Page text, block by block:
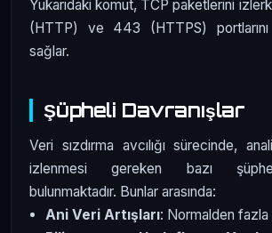
Yukarıdaki komut, TCP paketlerini
(HTTP) ve 443 (HTTPS)
sağlar.
Şüpheli Davranışlar
Veri sızdırma avcılığı sürecinde,
izlenmesi gereken bazı
bulunmaktadır. Bunlar arasında:
Ani Veri Artışları: Normalden fazla